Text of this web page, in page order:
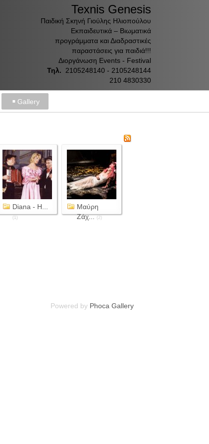
Texnis Genesis
Παιδική Σκηνή Γιούλης Ηλιοπούλου
Εκπαιδευτικά – Βιωματικά
προγράμματα και Διαδραστικές
παραστάσεις για παιδιά!!!
Διοργάνωση Events - Festival
Τηλ. 2105248140 - 2105248144
210 4830330
Gallery
Diana - Η...
(1)
Μαύρη
Ζάχ... (2)
Powered by Phoca Gallery